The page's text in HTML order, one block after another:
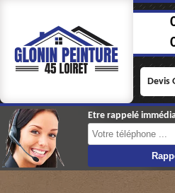
Devis
Etre rappelé